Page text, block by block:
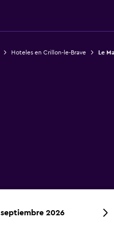
Hoteles en Crillon-le-Brave Le
septiembre 2026